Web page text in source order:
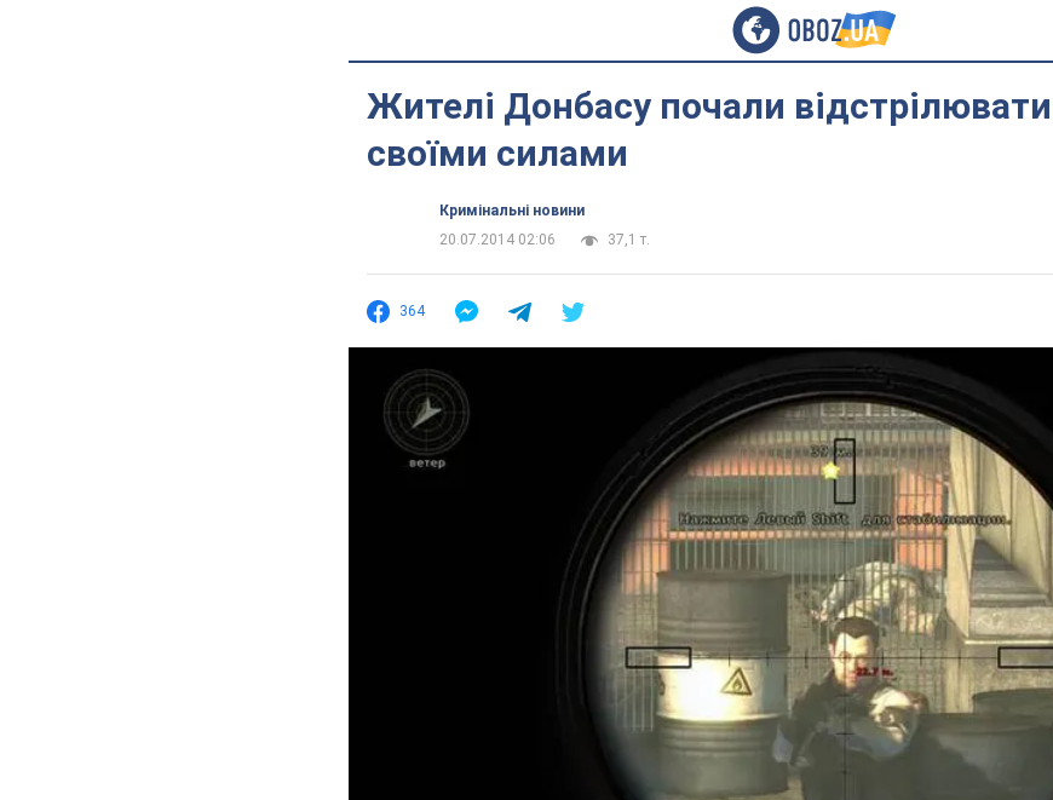
Жителі Донбасу почали відстрілювати
своїми силами
Кримінальні новини
20.07.2014 02:06
37,1 т.
364